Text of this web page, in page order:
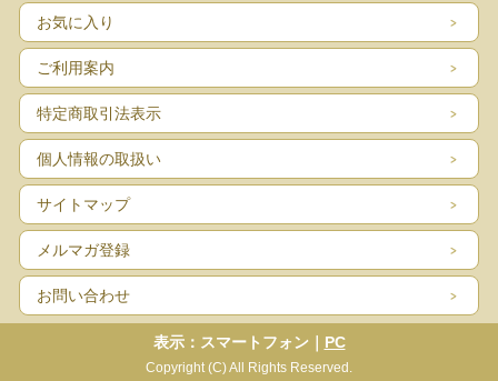
お気に入り
ご利用案内
特定商取引法表示
個人情報の取扱い
サイトマップ
メルマガ登録
お問い合わせ
表示：スマートフォン｜ PC
Copyright (C) All Rights Reserved.